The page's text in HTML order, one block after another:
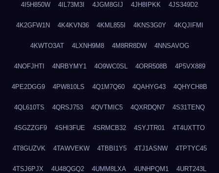
4I5H850W 4IL73M3I 4JGM8GIJ 4JH8IPKK 4JS349D2
4K2GFW1N 4K4KVN36 4KML855I 4KNS3G0Y 4KQJIFMI
4KWTO3AT 4LXNH9M8 4M8RR8DW 4NNSAVOG
4NOFJHTI 4NRBYMY1 4O9WC0SL 4ORR508B 4P5VX889
4PE2DGG9 4PW810LS 4Q1M7Q60 4QAHYG43 4QHYCH8B
4QL610TS 4QRSJ753 4QVTMIC5 4QXRDQN7 4S31TENQ
4SGZZGF9 4SHI3FUE 4SRMCB32 4SYJTR01 4T4UXTTO
4T8GUZVK 4TAWVEKW 4TBBI1Y5 4TJ1ASNW 4TPTYC45
4TSJ6PJX 4U48QGQ2 4UMM8LXA 4UNHPQM1 4URT243L